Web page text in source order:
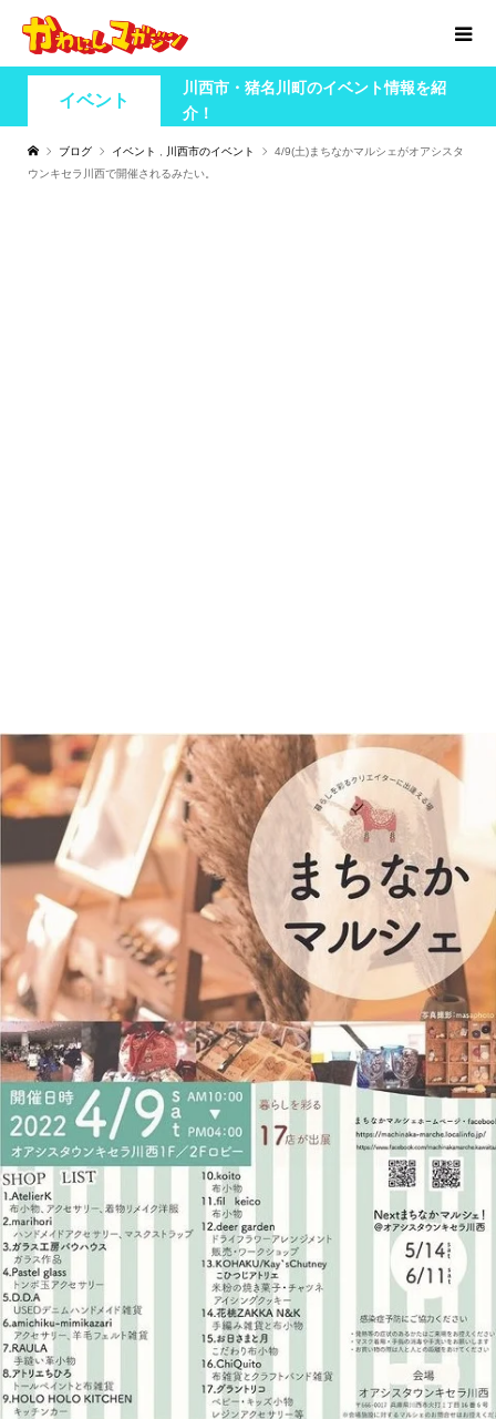
イベント
川西市・猪名川町のイベント情報を紹
介！
ブログ イベント 川西市のイベント
4/9(土)まちなかマルシェがオアシスタ
ウンキセラ川西で開催されるみたい。